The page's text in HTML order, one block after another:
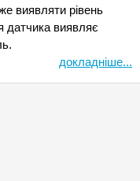
виявляти рівень
датчика виявляє
докладніше...